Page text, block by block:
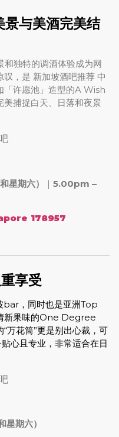
与美酒完美结
独特的调酒体验成为网
，是 新加坡酒吧推荐 中
「许愿池」造型的A Wish
捕捉白天、日落和夜景
期六）
｜ 5.00pm –
178957
享受
bar，同时也是亚洲Top
新果味的One Degree
万花筒”更是别出心裁，可
心且专业，非常适合在日
期六）